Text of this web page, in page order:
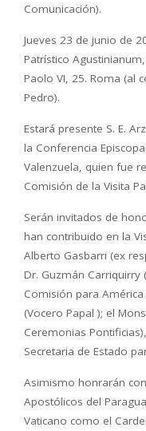
Comunicación).
Jueves 23 de junio de
Patrístico
Paolo VI, 25. Roma (al
Pedro).
Estará presente S. E.
la Conferencia
Valenzuela, quien fue
Comisión de la Visita
Serán invitados de
han contribuido en la
Alberto Gasbarri (ex
Dr. Guzmán Carriquirry
Comisión para
(Vocero Papal ); el
Ceremonias
Secretaria de Estado
Asimismo honrarán
Apostólicos del
Vaticano como el